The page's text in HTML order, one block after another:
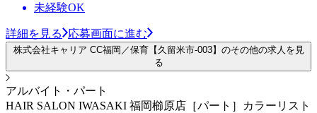
未経験OK
詳細を見る 応募画面に進む
株式会社キャリア CC福岡／保育【久留米市-003】のその他の求人を見
る
アルバイト・パート
HAIR SALON IWASAKI 福岡櫛原店［パート］カラーリスト